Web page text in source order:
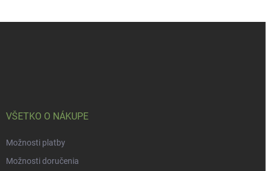
VŠETKO O NÁKUPE
Možnosti platby
Možnosti doručenia